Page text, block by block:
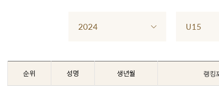
2024 U15
순위 성명 생년월 랭킹